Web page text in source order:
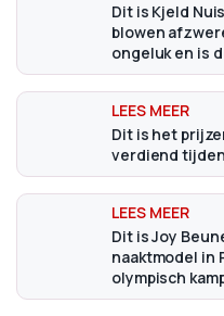
Dit is Kjeld
blowen
ongeluk en is
Dit is het
verdiend
Dit is Joy
naaktmodel in
olympisch